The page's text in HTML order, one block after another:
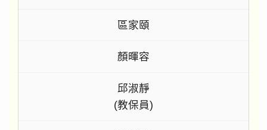
區家頤
顏暉容
邱淑靜
(教保員)